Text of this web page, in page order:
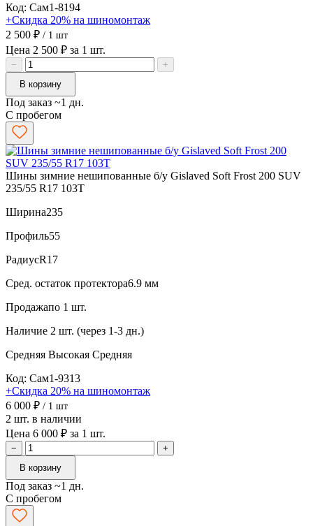
Код: Сам1-8194
+Скидка 20% на шиномонтаж
2 500 ₽ / 1 шт
Цена 2 500 ₽ за 1 шт.
−
+
В корзину
Под заказ ~1 дн.
С пробегом
Шины зимние нешипованные б/у Gislaved Soft Frost 200 SUV
235/55 R17 103T
Ширина235
Профиль55
РадиусR17
Сред. остаток протектора6.9 мм
Продажапо 1 шт.
Наличие 2 шт. (через 1-3 дн.)
Средняя Высокая Средняя
Код: Сам1-9313
+Скидка 20% на шиномонтаж
6 000 ₽ / 1 шт
2 шт. в наличии
Цена 6 000 ₽ за 1 шт.
−
+
В корзину
Под заказ ~1 дн.
С пробегом